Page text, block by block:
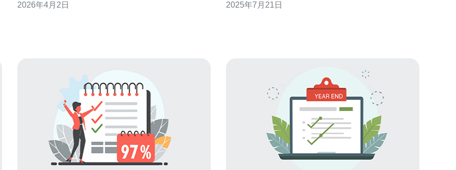
选择适合的云服务器？ 选择云服务商时，优先考虑在
2026年4月2日
何选择最佳的新加坡云服务器个人服务方案。 在选择
2025年7月21日